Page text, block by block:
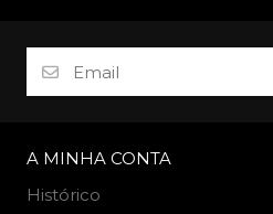
A MINHA CONTA
Histórico